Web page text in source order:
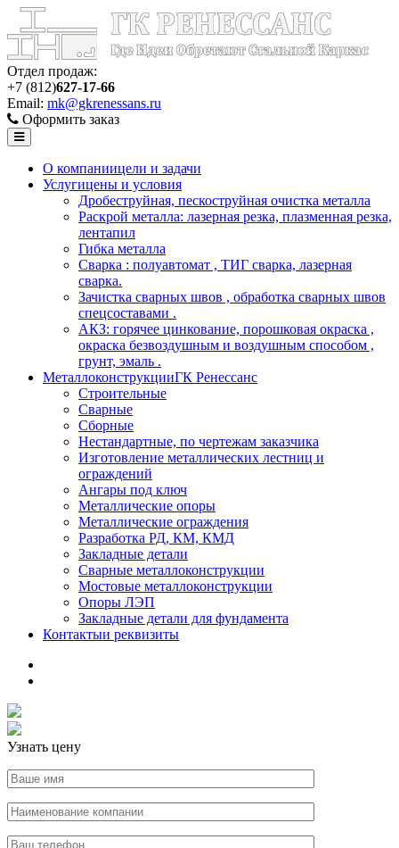
Отдел продаж:
+7 (812)627-17-66
Email: mk@gkrenessans.ru
Оформить заказ
О компаниицели и задачи
Услугицены и условия
Дробеструйная, пескоструйная очистка металла
Раскрой металла: лазерная резка, плазменная резка,
лентапил
Гибка металла
Сварка : полуавтомат , ТИГ сварка, лазерная
сварка.
Зачистка сварных швов , обработка сварных швов
спецсоставами .
АКЗ: горячее цинкование, порошковая окраска ,
окраска безвоздушным и воздушным способом ,
грунт, эмаль .
МеталлоконструкцииГК Ренессанс
Строительные
Сварные
Сборные
Нестандартные, по чертежам заказчика
Изготовление металлических лестниц и
ограждений
Ангары под ключ
Металлические опоры
Металлические ограждения
Разработка РД, КМ, КМД
Закладные детали
Сварные металлоконструкции
Мостовые металлоконструкции
Опоры ЛЭП
Закладные детали для фундамента
Контактыи реквизиты
Узнать цену